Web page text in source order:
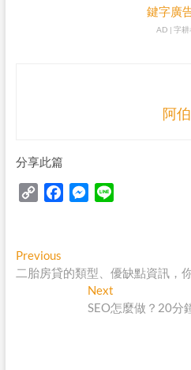
鍵字廣
AD | 字耕
阿伯
分享此篇
y
L
b
M
e
n
g
Post
navigation
PreviousPrevious
post:
二胎房貸的類型、優缺點資訊，
Next
post:
SEO怎麼做？20分